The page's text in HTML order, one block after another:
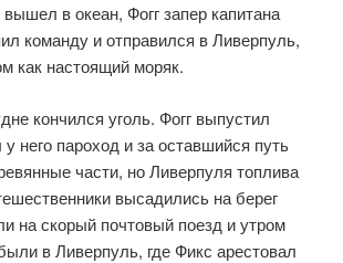
в океан, Фогг запер капитана
команду и отправился в Ливерпуль,
как настоящий моряк.
кончился уголь. Фогг выпустил
у него пароход и за оставшийся путь
части, но Ливерпуля топлива
высадились на берег
на скорый почтовый поезд и утром
в Ливерпуль, где Фикс арестовал